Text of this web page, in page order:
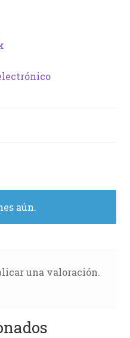
aún.
una valoración.